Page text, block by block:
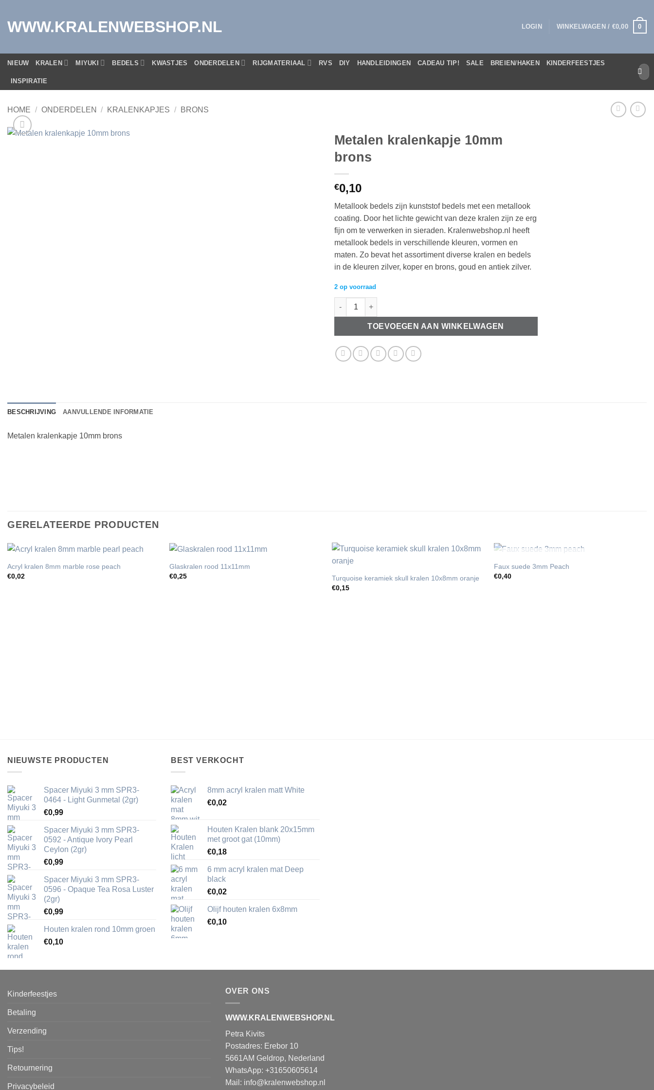
inhoud
WWW.KRALENWEBSHOP.NL LOGIN WINKELWAGEN / €0,00 0
NIEUW KRALEN MIYUKI BEDELS KWASTJES ONDERDELEN RIJGMATERIAAL RVS DIY HANDLEIDINGEN CADEAU TIP! SALE BREIEN/HAKEN KINDERFEESTJES
INSPIRATIE
naar:
HOME / ONDERDELEN / KRALENKAPJES / BRONS
Metalen kralenkapje 10mm
brons
€0,10
Metallook bedels zijn kunststof bedels met een metallook
coating. Door het lichte gewicht van deze kralen zijn ze erg
fijn om te verwerken in sieraden. Kralenwebshop.nl heeft
metallook bedels in verschillende kleuren, vormen en
maten. Zo bevat het assortiment diverse kralen en bedels
in de kleuren zilver, koper en brons, goud en antiek zilver.
2 op voorraad
Metalen kralenkapje 10mm brons aantal
TOEVOEGEN AAN WINKELWAGEN
BESCHRIJVING AANVULLENDE INFORMATIE
Metalen kralenkapje 10mm brons
GERELATEERDE PRODUCTEN
Acryl kralen 8mm marble rose peach
€0,02
Glaskralen rood 11x11mm
€0,25
Turquoise keramiek skull kralen 10x8mm oranje
€0,15
UITVERKOCHT
Faux suede 3mm Peach
€0,40
NIEUWSTE PRODUCTEN
Spacer Miyuki 3 mm SPR3-
0464 - Light Gunmetal (2gr)
€0,99
Spacer Miyuki 3 mm SPR3-
0592 - Antique Ivory Pearl
Ceylon (2gr)
€0,99
Spacer Miyuki 3 mm SPR3-
0596 - Opaque Tea Rosa Luster
(2gr)
€0,99
Houten kralen rond 10mm groen
€0,10
BEST VERKOCHT
8mm acryl kralen matt White
€0,02
Houten Kralen blank 20x15mm
met groot gat (10mm)
€0,18
6 mm acryl kralen mat Deep
black
€0,02
Olijf houten kralen 6x8mm
€0,10
Kinderfeestjes
Betaling
Verzending
Tips!
Retournering
Privacybeleid
OVER ONS
WWW.KRALENWEBSHOP.NL
Petra Kivits
Postadres: Erebor 10
5661AM Geldrop, Nederland
WhatsApp: +31650605614
Mail: info@kralenwebshop.nl